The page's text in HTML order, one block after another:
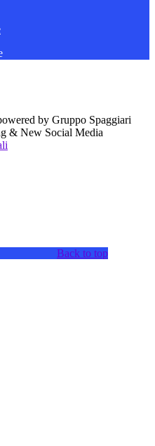
by Gruppo Spaggiari
& New Social Media
Back to top